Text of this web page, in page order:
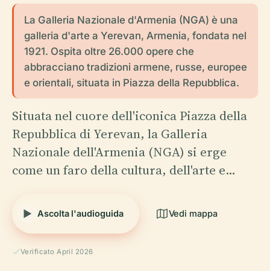
La Galleria Nazionale d'Armenia (NGA) è una
galleria d'arte a Yerevan, Armenia, fondata nel
1921. Ospita oltre 26.000 opere che
abbracciano tradizioni armene, russe, europee
e orientali, situata in Piazza della Repubblica.
Situata nel cuore dell'iconica Piazza della
Repubblica di Yerevan, la Galleria
Nazionale dell'Armenia (NGA) si erge
come un faro della cultura, dell'arte e…
Ascolta l'audioguida Vedi mappa
Verificato April 2026